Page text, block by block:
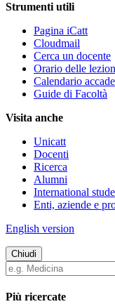
Strumenti utili
Pagina iCatt
Cloudmail
Cerca un docente
Orario delle
Calendario
Guide di Facoltà
Visita anche
Unicatt
Docenti
Ricerca
Alumni
International
Enti, aziende e
English version
Chiudi
Più ricercate